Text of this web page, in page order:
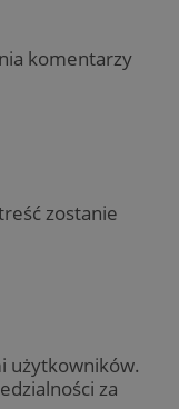
komentarzy
zostanie
użytkowników.
za